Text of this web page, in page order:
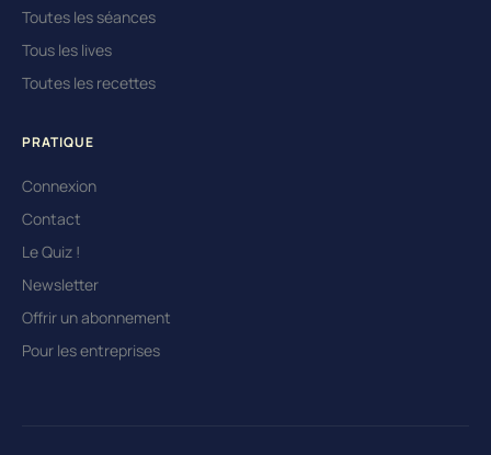
Toutes les séances
Tous les lives
Toutes les recettes
PRATIQUE
Connexion
Contact
Le Quiz !
Newsletter
Offrir un abonnement
Pour les entreprises